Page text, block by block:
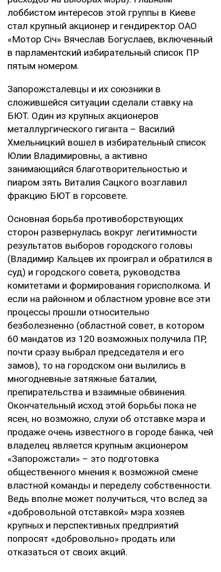
лоббистом интересов этой группы в Киеве
стал крупный акционер и гендиректор ОАО
«Мотор Січ» Вячеслав Богуслаев, включенный
в парламентский избирательный список ПР
пятым номером.
Запорожсталевцы и их союзники в
сложившейся ситуации сделали ставку на
БЮТ. Один из крупных акционеров
металлургического гиганта – Василий
Хмельницкий вошел в избирательный список
Юлии Владимировны, а активно
занимающийся благотворительностью и
пиаром зять Виталия Сацкого возглавил
фракцию БЮТ в горсовете.
Основная борьба противоборствующих
сторон развернулась вокруг легитимности
результатов выборов городского головы
(Владимир Кальцев их проиграл и обратился в
суд) и городского совета, руководства
комитетами и формирования горисполкома. И
если на районном и областном уровне все эти
процессы прошли относительно
безболезненно (областной совет, в котором
60 мандатов из 120 возможных получила ПР,
почти сразу выбрал председателя и его
замов), то на городском они вылились в
многодневные затяжные баталии,
препирательства и взаимные обвинения.
Окончательный исход этой борьбы пока не
ясен, но возможно, слухи об отставке мэра и
продаже очень известного в городе банка, чей
владелец является крупным акционером
«Запорожстали» – это подготовка
общественного мнения к возможной смене
властной команды и переделу собственности.
Ведь вполне может получиться, что вслед за
«добровольной отставкой» мэра хозяев
крупных и перспективных предприятий
попросят «добровольно» продать или
отказаться от своих акций.